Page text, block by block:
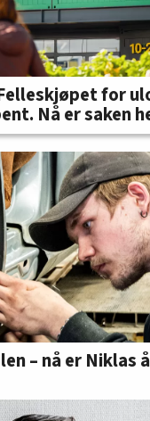
for
Nå er saken
– nå er Niklas